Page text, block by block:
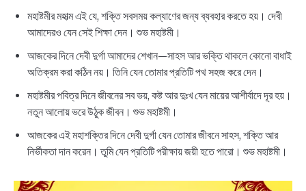
মহাষ্টমীর মহাত্ম এই যে, শক্তি সবসময় কল্যাণের জন্য ব্যবহার করতে হয়। দেবী
আমাদেরও যেন সেই শিক্ষা দেন। শুভ মহাষ্টমী।
আজকের দিনে দেবী দুর্গা আমাদের শেখান—সাহস আর ভক্তি থাকলে কোনো বাধাই
অতিক্রম করা কঠিন নয়। তিনি যেন তোমার প্রতিটি পথ সহজ করে দেন।
মহাষ্টমীর পবিত্র দিনে জীবনের সব ভয়, কষ্ট আর দুঃখ যেন মায়ের আশীর্বাদে দূর হয়।
নতুন আলোয় ভরে উঠুক জীবন। শুভ মহাষ্টমী।
আজকের এই মহাশক্তির দিনে দেবী দুর্গা যেন তোমার জীবনে সাহস, শক্তি আর
নির্ভীকতা দান করেন। তুমি যেন প্রতিটি পরীক্ষায় জয়ী হতে পারো। শুভ মহাষ্টমী।